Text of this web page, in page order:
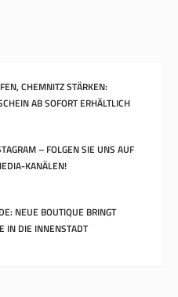
CHEMNITZ STÄRKEN:
AB SOFORT ERHÄLTLICH
– FOLGEN SIE UNS AUF
KANÄLEN!
NEUE BOUTIQUE BRINGT
IN DIE INNENSTADT